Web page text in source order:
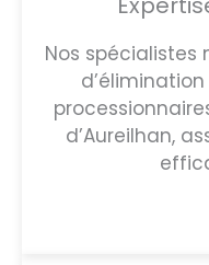
Nos
d’Aureilhan,